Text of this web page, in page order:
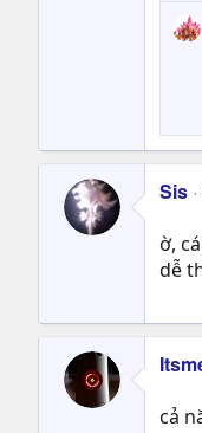
Sis
ờ,
dễ
cả